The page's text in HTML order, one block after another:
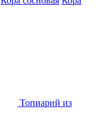
Топиарий из